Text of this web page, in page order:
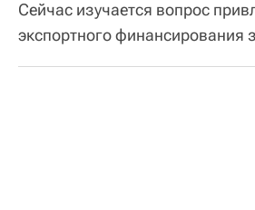
Сейчас изучается вопрос
экспортного финансирования